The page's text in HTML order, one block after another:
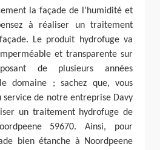
la façade de l’humidité et
à réaliser un traitement
Le produit hydrofuge va
et transparente sur
de plusieurs années
le domaine ; sachez que, vous
service de notre entreprise Davy
un traitement hydrofuge de
59670. Ainsi, pour
bien étanche à Noordpeene